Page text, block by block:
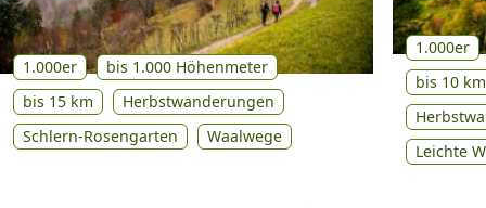
1.000er
bis 1.000 Höhenmeter
bis 15 km
Herbstwanderungen
Schlern-Rosengarten
Waalwege
1.000er
bis 10 km
Leichte